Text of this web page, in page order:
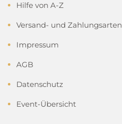
Hilfe von A-Z
Versand- und Zahlungsarten
Impressum
AGB
Datenschutz
Event-Übersicht